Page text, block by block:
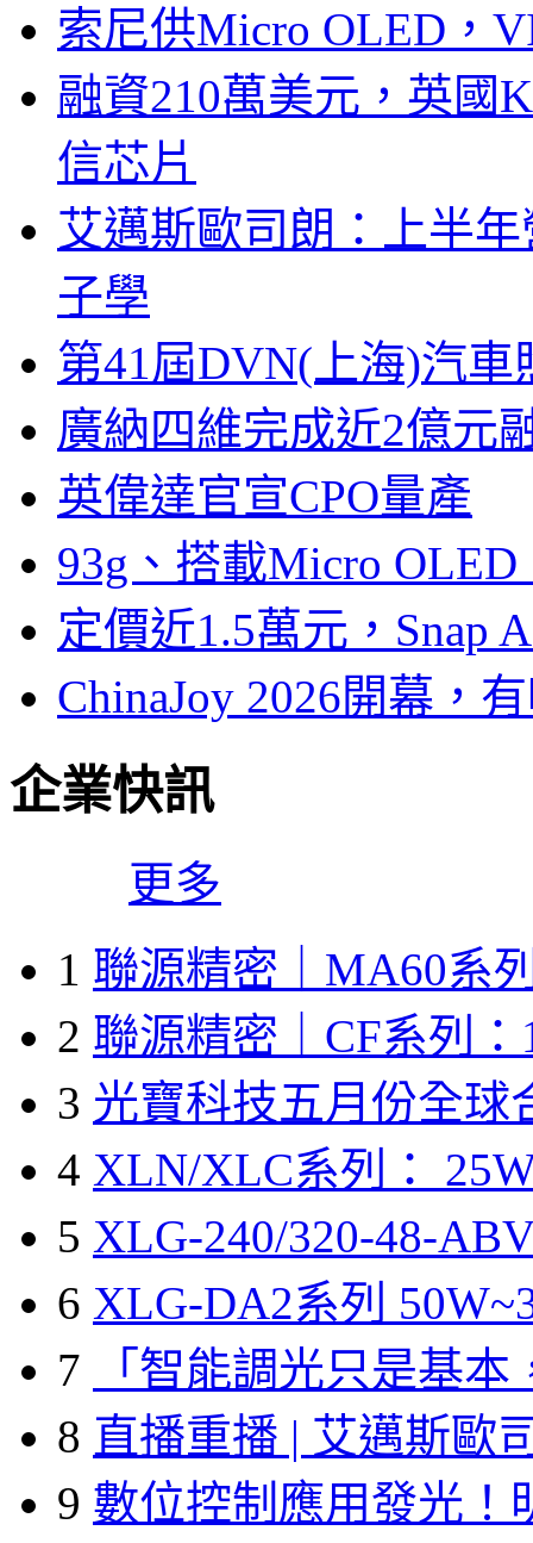
索尼供Micro OLED，
融資210萬美元，英國
信芯片
艾邁斯歐司朗：上半
子學
第41屆DVN(上海)汽
廣納四維完成近2億元
英偉達官宣CPO量產
93g、搭載Micro
定價近1.5萬元，Snap
ChinaJoy 2026開幕，
企業快訊
更多
1 聯源精密｜MA60系
2 聯源精密｜CF系列：
3 光寶科技五月份全球
4 XLN/XLC系列：
5 XLG-240/320-48-
6 XLG-DA2系列
7
「智能調光只是基本
8 直播重播 | 艾邁斯歐
9 數位控制應用發光！